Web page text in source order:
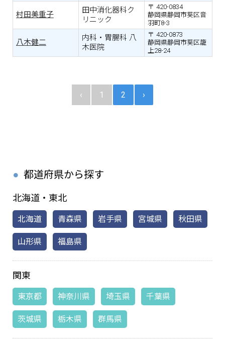
村田美重子
田中消化器科ク
リニック
420-0834
静岡県静岡市葵区音
羽町8-3
八木健二
内科・胃腸科 八
木医院
420-0873
静岡県静岡市葵区籠
上28-24
‹ 1 2 ›
都道府県から探す
北海道・東北
北海道 青森県 岩手県 宮城県 秋田県
山形県 福島県
関東
東京都 神奈川県 埼玉県 千葉県
茨城県 栃木県 群馬県